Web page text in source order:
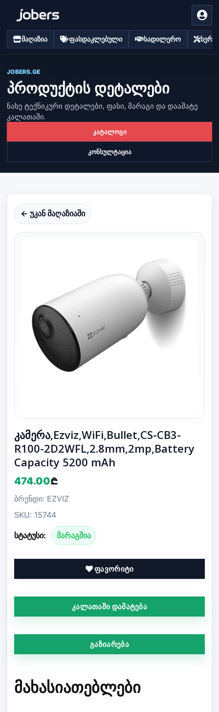
მაღაზია ფასდაკლებული სადილერო
JOBERS.GE
პროდუქტის დეტალები
ნახე ტექნიკური დეტალები, ფასი, მარაგი და დაამატე
კალათაში.
კატალოგი
კონსულტაცია
← უკან მაღაზიაში
კამერა,Ezviz,WiFi,Bullet,CS-CB3-
R100-2D2WFL,2.8mm,2mp,Battery
Capacity 5200 mAh
474.00₾
ბრენდი: EZVIZ
SKU: 15744
სტატუსი: მარაგშია
ფავორიტი
კალათაში დამატება
გაზიარება
ᲛᲐᲮᲐᲡᲘᲐᲗᲔᲑᲚᲔᲑᲘ